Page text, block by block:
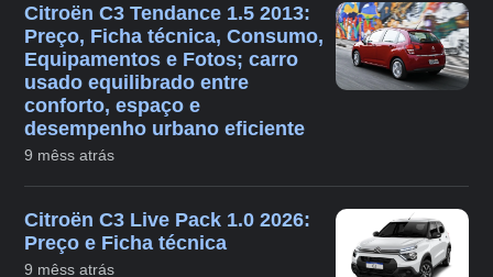
Citroën C3 Tendance 1.5 2013:
Preço, Ficha técnica, Consumo,
Equipamentos e Fotos; carro
usado equilibrado entre
conforto, espaço e
desempenho urbano eficiente
9 mêss atrás
Citroën C3 Live Pack 1.0 2026:
Preço e Ficha técnica
9 mêss atrás